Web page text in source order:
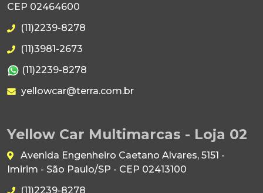
CEP 02464600
(11)2239-8278
(11)3981-2673
(11)2239-8278
yellowcar@terra.com.br
Yellow Car Multimarcas - Loja 02
Avenida Engenheiro Caetano Alvares, 5151 -
Imirim - São Paulo/SP - CEP 02413100
(11)2239-8278